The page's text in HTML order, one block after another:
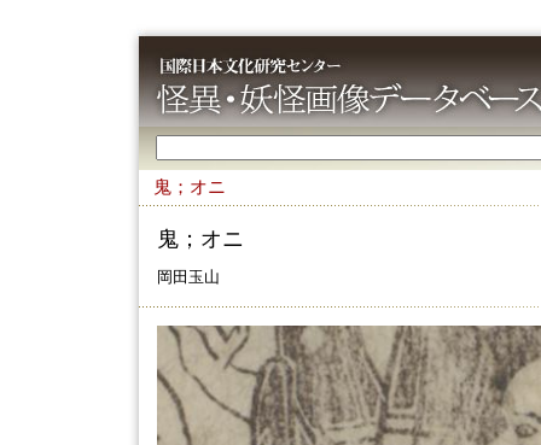
鬼；オニ
鬼；オニ
岡田玉山